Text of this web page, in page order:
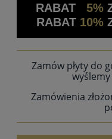
RABAT 5%
RABAT 10%
Zamów płyty do
Zamówienia